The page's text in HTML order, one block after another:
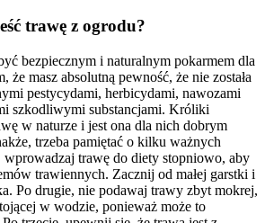
trawę z ogrodu?
bezpiecznym i naturalnym pokarmem dla
masz absolutną pewność, że nie została
pestycydami, herbicydami, nawozami
szkodliwymi substancjami. Króliki
w naturze i jest ona dla nich dobrym
trzeba pamiętać o kilku ważnych
wprowadzaj trawę do diety stopniowo, aby
trawiennych. Zacznij od małej garstki i
Po drugie, nie podawaj trawy zbyt mokrej,
w wodzie, ponieważ może to